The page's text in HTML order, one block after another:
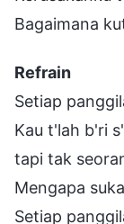
Bagaimana
Refrain
Setiap
Kau t'lah b'ri
tapi tak
Mengapa
Setiap